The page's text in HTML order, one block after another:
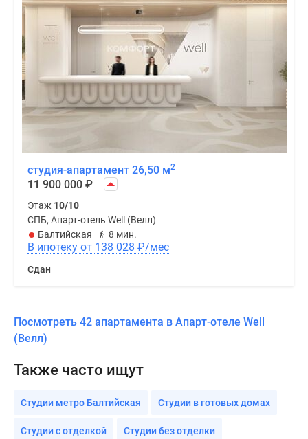
студия-апартамент 26,50 м2
11 900 000 ₽
Этаж 10/10
СПБ, Апарт-отель Well (Велл)
Балтийская
8 мин.
В ипотеку от 138 028 ₽/мес
Сдан
Посмотреть 42 апартамента в Апарт-отеле Well
(Велл)
Также часто ищут
Студии метро Балтийская Студии в готовых домах
Студии с отделкой Студии без отделки